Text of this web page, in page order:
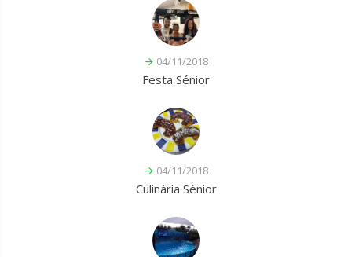
04/11/2018
Festa Sénior
04/11/2018
Culinária Sénior